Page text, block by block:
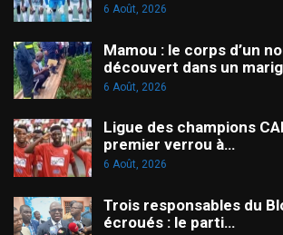
6 Août, 2026
Mamou : le corps d’un
découvert dans un
6 Août, 2026
Ligue des champions
premier verrou à…
6 Août, 2026
Trois responsables du
écroués : le parti…